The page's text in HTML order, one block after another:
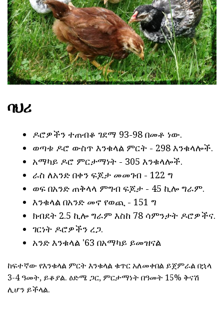
ባህሪ
ዶሮዎችን ተጠብቆ ገደማ 93-98 በመቶ ነው.
ወጣቱ ዶሮ ውስጥ እንቁላል ምርት - 298 እንቁላሎች.
አማካይ ዶሮ ምርታማነት - 305 እንቁላሎች.
ራስ ለአንድ በቀን ፍጆታ መመገብ - 122 ግ
ወፍ በአንድ ጠቅላላ ምግብ ፍጆታ - 45 ኪሎ ግራም.
እንቁላል በአንድ መኖ የወጪ - 151 ግ
ክብደት 2.5 ኪሎ ግራም እስከ 78 ሳምንታት ዶሮዎችና.
ገርነት ዶሮዎችን ረጋ.
አንድ እንቁላል '63 በአማካይ ይመዝናል
ከፍተኛው የእንቁላል ምርት እንቁላል ቁጥር አለመቀበል ይጀምራል በኋላ
3-4 ዓመት, ይቆያል. ዕድሜ ጋር, ምርታማነት በዓመት 15% ቅናሽ
ሊሆን ይችላል.